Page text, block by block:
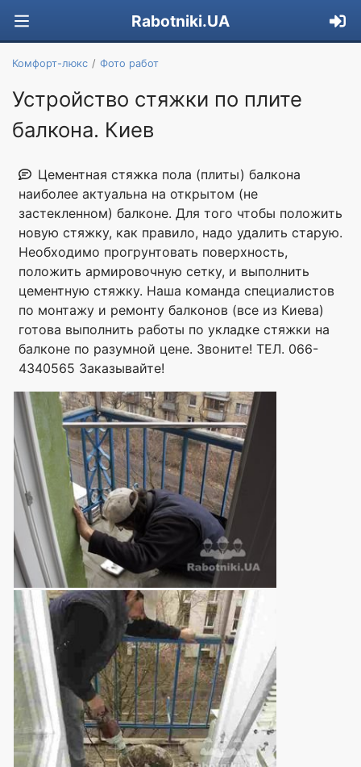
Rabotniki.UA
Комфорт-люкс Фото работ
Устройство стяжки по плите
балкона. Киев
Цементная стяжка пола (плиты) балкона
наиболее актуальна на открытом (не
застекленном) балконе. Для того чтобы положить
новую стяжку, как правило, надо удалить старую.
Необходимо прогрунтовать поверхность,
положить армировочную сетку, и выполнить
цементную стяжку. Наша команда специалистов
по монтажу и ремонту балконов (все из Киева)
готова выполнить работы по укладке стяжки на
балконе по разумной цене. Звоните! ТЕЛ. 066-
4340565 Заказывайте!